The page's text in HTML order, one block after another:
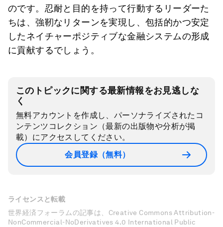
のです。忍耐と目的を持って行動するリーダーた
ちは、強靭なリターンを実現し、包括的かつ安定
したネイチャーポジティブな金融システムの形成
に貢献するでしょう。
このトピックに関する最新情報をお見逃しな
く
無料アカウントを作成し、パーソナライズされたコ
ンテンツコレクション（最新の出版物や分析が掲
載）にアクセスしてください。
会員登録（無料）
ライセンスと転載
世界経済フォーラムの記事は、Creative Commons Attribution-
NonCommercial-NoDerivatives 4.0 International Public